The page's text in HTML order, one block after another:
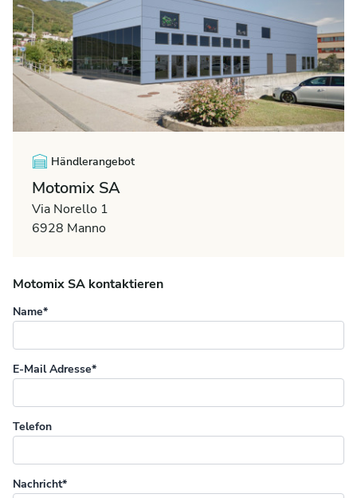
Händlerangebot
Motomix SA
Via Norello 1
6928 Manno
Motomix SA kontaktieren
Name*
E-Mail Adresse*
Telefon
Nachricht*